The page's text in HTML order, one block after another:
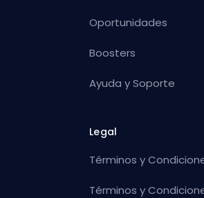
Oportunidades
Boosters
Ayuda y Soporte
Legal
Términos y
Términos y